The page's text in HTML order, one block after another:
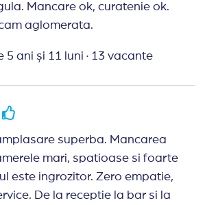
Mancare ok, curatenie ok.
aglomerata.
5 ani și 11 luni · 13 vacante
superba. Mancarea
mari, spatioase si foarte
De la receptie la bar si la